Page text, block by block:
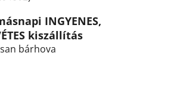
m
e
i
INGYENES,
kiszállítás
bárhova